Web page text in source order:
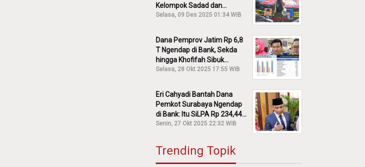
Kelompok Sadad dan
Iskandar?
Selasa, 09 Des 2025 01:34 WIB
Dana Pemprov Jatim Rp 6,8
T Ngendap di Bank, Sekda
hingga Khofifah Sibuk
Membantah!
Selasa, 28 Okt 2025 17:55 WIB
Eri Cahyadi Bantah Dana
Pemkot Surabaya Ngendap
di Bank: Itu SiLPA Rp 234,44
M!
Senin, 27 Okt 2025 22:32 WIB
Trending Topik